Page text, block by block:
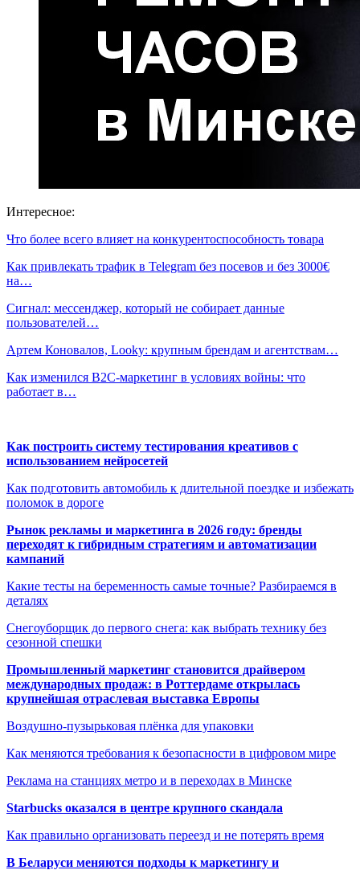
Интересное:
Что более всего влияет на конкурентоспособность товара
Как привлекать трафик в Telegram без посевов и без 3000€
на…
Сигнал: мессенджер, который не собирает данные
пользователей…
Артем Коновалов, Looky: крупным брендам и агентствам…
Как изменился B2C-маркетинг в условиях войны: что
работает в…
Как построить систему тестирования креативов с
использованием нейросетей
Как подготовить автомобиль к длительной поездке и избежать
поломок в дороге
Рынок рекламы и маркетинга в 2026 году: бренды
переходят к гибридным стратегиям и автоматизации
кампаний
Какие тесты на беременность самые точные? Разбираемся в
деталях
Снегоуборщик до первого снега: как выбрать технику без
сезонной спешки
Промышленный маркетинг становится драйвером
международных продаж: в Роттердаме открылась
крупнейшая отраслевая выставка Европы
Воздушно-пузырьковая плёнка для упаковки
Как меняются требования к безопасности в цифровом мире
Реклама на станциях метро и в переходах в Минске
Starbucks оказался в центре крупного скандала
Как правильно организовать переезд и не потерять время
В Беларуси меняются подходы к маркетингу и